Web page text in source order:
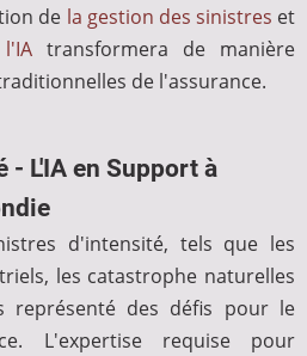
de la gestion des sinistres et
l'IA transformera de manière
de l'assurance.
L'IA en Support à
d'intensité, tels que les
les catastrophe naturelles
représenté des défis pour le
L'expertise requise pour